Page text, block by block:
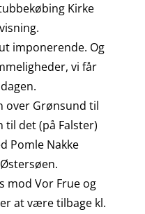
Kirke
imponerende. Og
vi får
over Grønsund til
til det (på Falster)
Pomle Nakke
mod Vor Frue og
at være tilbage kl.